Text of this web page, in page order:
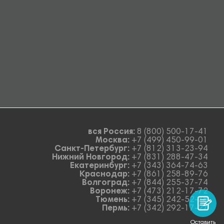
вся Россия: 8 (800) 500-17-41
Москва: +7 (499) 450-99-01
Санкт-Петербург: +7 (812) 313-23-94
Нижний Новгород: +7 (831) 288-47-34
Екатеринбург: +7 (343) 364-74-63
Краснодар: +7 (861) 258-89-76
Волгоград: +7 (844) 255-37-74
Воронеж: +7 (473) 212-17-72
Тюмень: +7 (345) 242-52-78
Пермь: +7 (342) 292-17-27
Оставить